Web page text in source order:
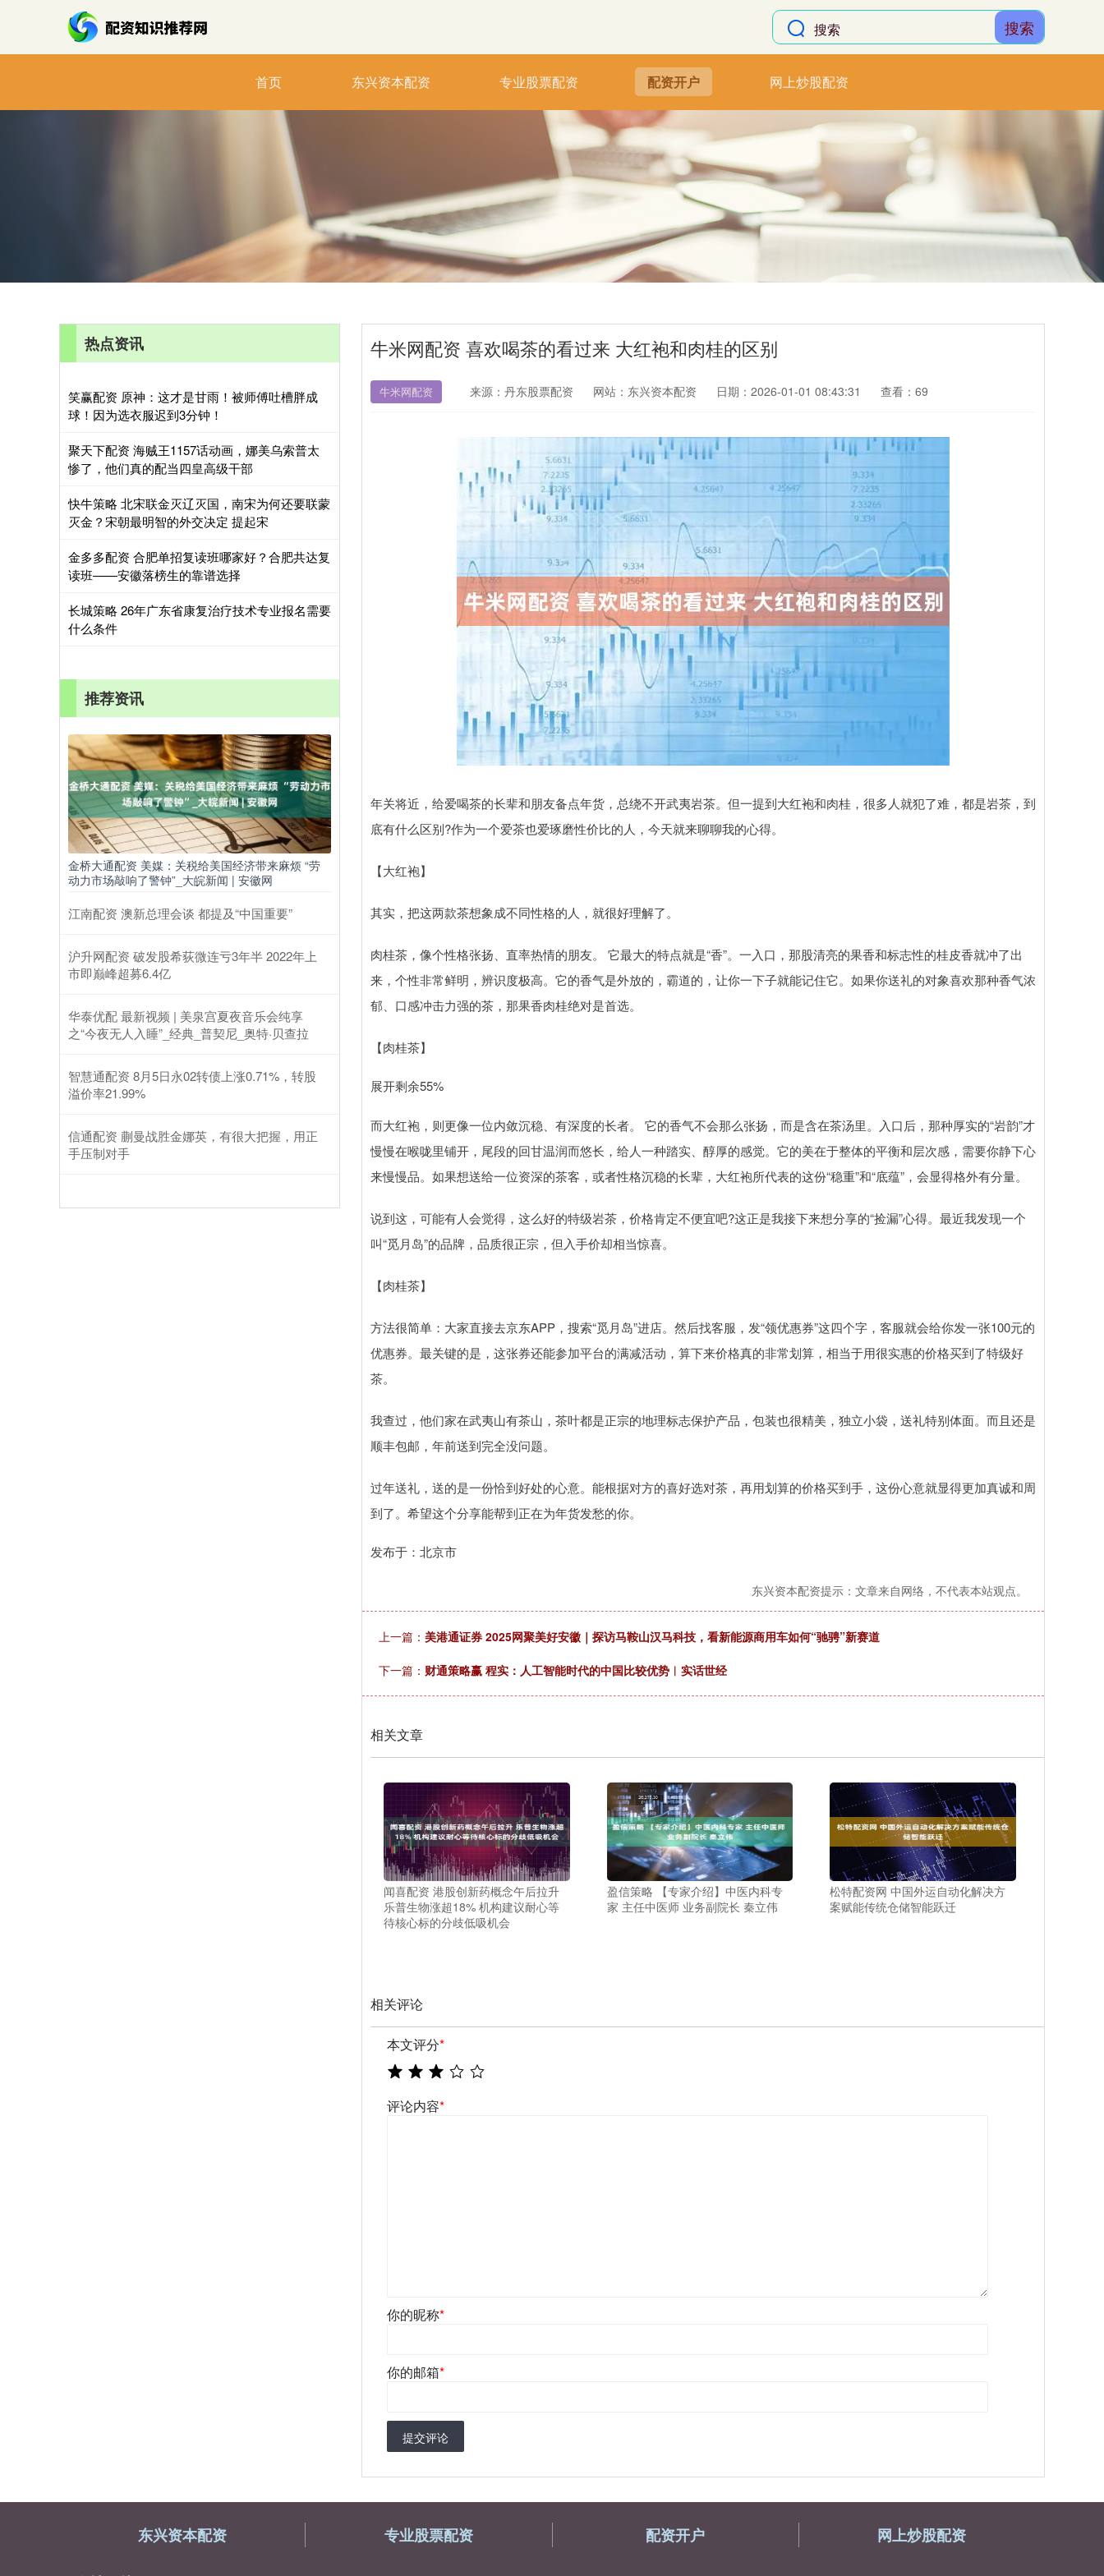
搜索
首页 东兴资本配资 专业股票配资 配资开户 网上炒股配资
牛米网配资 喜欢喝茶的看过来 大红袍和肉桂的区别
牛米网配资 来源：丹东股票配资 网站：东兴资本配资 日期：2026-01-01 08:43:31 查看：69
年关将近，给爱喝茶的长辈和朋友备点年货，总绕不开武夷岩茶。但一提到大红袍和肉桂，很多人就犯了难，都是岩茶，到
底有什么区别?作为一个爱茶也爱琢磨性价比的人，今天就来聊聊我的心得。
【大红袍】
其实，把这两款茶想象成不同性格的人，就很好理解了。
肉桂茶，像个性格张扬、直率热情的朋友。 它最大的特点就是“香”。一入口，那股清亮的果香和标志性的桂皮香就冲了出
来，个性非常鲜明，辨识度极高。它的香气是外放的，霸道的，让你一下子就能记住它。如果你送礼的对象喜欢那种香气浓
郁、口感冲击力强的茶，那果香肉桂绝对是首选。
【肉桂茶】
展开剩余55%
而大红袍，则更像一位内敛沉稳、有深度的长者。 它的香气不会那么张扬，而是含在茶汤里。入口后，那种厚实的“岩韵”才
慢慢在喉咙里铺开，尾段的回甘温润而悠长，给人一种踏实、醇厚的感觉。它的美在于整体的平衡和层次感，需要你静下心
来慢慢品。如果想送给一位资深的茶客，或者性格沉稳的长辈，大红袍所代表的这份“稳重”和“底蕴”，会显得格外有分量。
说到这，可能有人会觉得，这么好的特级岩茶，价格肯定不便宜吧?这正是我接下来想分享的“捡漏”心得。最近我发现一个
叫“觅月岛”的品牌，品质很正宗，但入手价却相当惊喜。
【肉桂茶】
方法很简单：大家直接去京东APP，搜索“觅月岛”进店。然后找客服，发“领优惠券”这四个字，客服就会给你发一张100元的
优惠券。最关键的是，这张券还能参加平台的满减活动，算下来价格真的非常划算，相当于用很实惠的价格买到了特级好
茶。
我查过，他们家在武夷山有茶山，茶叶都是正宗的地理标志保护产品，包装也很精美，独立小袋，送礼特别体面。而且还是
顺丰包邮，年前送到完全没问题。
过年送礼，送的是一份恰到好处的心意。能根据对方的喜好选对茶，再用划算的价格买到手，这份心意就显得更加真诚和周
到了。希望这个分享能帮到正在为年货发愁的你。
发布于：北京市
东兴资本配资提示：文章来自网络，不代表本站观点。
上一篇： 美港通证券 2025网聚美好安徽｜探访马鞍山汉马科技，看新能源商用车如何“驰骋”新赛道
下一篇： 财通策略赢 程实：人工智能时代的中国比较优势︱实话世经
相关文章
闻喜配资 港股创新药概念午后拉升
乐普生物涨超18% 机构建议耐心等
待核心标的分歧低吸机会
盈信策略 【专家介绍】中医内科专
家 主任中医师 业务副院长 秦立伟
松特配资网 中国外运自动化解决方
案赋能传统仓储智能跃迁
相关评论
本文评分*
评论内容*
你的昵称*
你的邮箱*
提交评论
热点资讯
笑赢配资 原神：这才是甘雨！被师傅吐槽胖成
球！因为选衣服迟到3分钟！
聚天下配资 海贼王1157话动画，娜美乌索普太
惨了，他们真的配当四皇高级干部
快牛策略 北宋联金灭辽灭国，南宋为何还要联蒙
灭金？宋朝最明智的外交决定 提起宋
金多多配资 合肥单招复读班哪家好？合肥共达复
读班——安徽落榜生的靠谱选择
长城策略 26年广东省康复治疗技术专业报名需要
什么条件
推荐资讯
金桥大通配资 美媒：关税给美国经济带来麻烦 “劳
动力市场敲响了警钟”_大皖新闻 | 安徽网
江南配资 澳新总理会谈 都提及“中国重要”
沪升网配资 破发股希荻微连亏3年半 2022年上
市即巅峰超募6.4亿
华泰优配 最新视频 | 美泉宫夏夜音乐会纯享
之“今夜无人入睡”_经典_普契尼_奥特·贝查拉
智慧通配资 8月5日永02转债上涨0.71%，转股
溢价率21.99%
信通配资 蒯曼战胜金娜英，有很大把握，用正
手压制对手
东兴资本配资 专业股票配资 配资开户 网上炒股配资